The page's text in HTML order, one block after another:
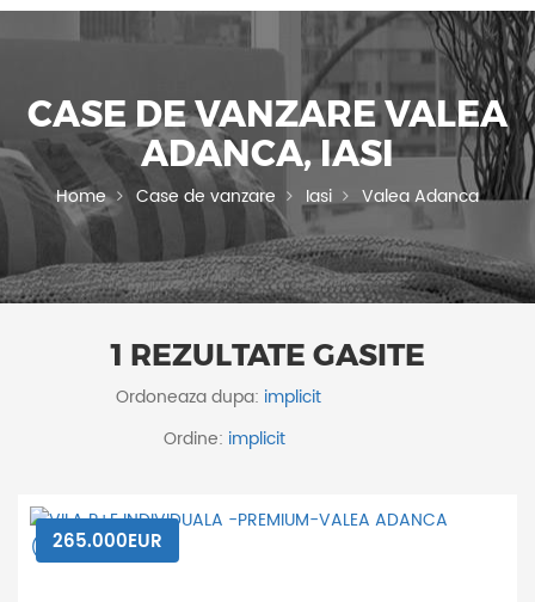
CASE DE VANZARE VALEA
ADANCA, IASI
Home Case de vanzare Iasi Valea Adanca
1 REZULTATE GASITE
Ordoneaza dupa:
Ordine:
265.000EUR